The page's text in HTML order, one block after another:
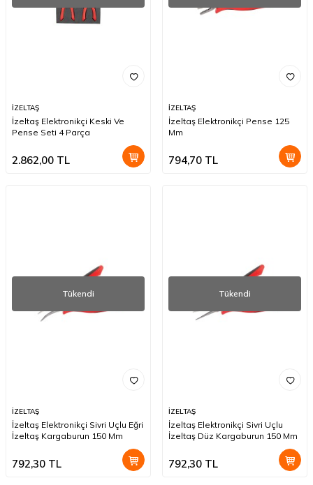
İZELTAŞ
İzeltaş Elektronikçi Keski Ve
Pense Seti 4 Parça
2.862,00 TL
İZELTAŞ
İzeltaş Elektronikçi Pense 125
Mm
794,70 TL
Tükendi
İZELTAŞ
İzeltaş Elektronikçi Sivri Uçlu Eğri
İzeltaş Kargaburun 150 Mm
792,30 TL
Tükendi
İZELTAŞ
İzeltaş Elektronikçi Sivri Uçlu
İzeltaş Düz Kargaburun 150 Mm
792,30 TL